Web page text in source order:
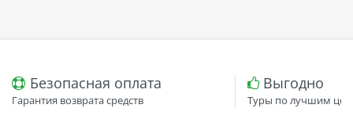
Безопасная оплата
Гарантия возврата средств
Выгодно
Туры по лучшим